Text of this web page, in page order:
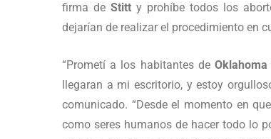
firma de Stitt y prohíbe todos los
dejarían de realizar el procedimiento en
“Prometí a los habitantes de Oklahoma
llegaran a mi escritorio, y estoy
comunicado. “Desde el momento en
como seres humanos de hacer todo lo